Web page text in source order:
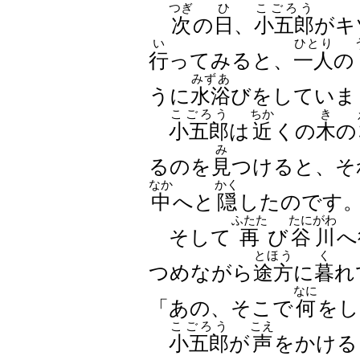
次
つぎ
の 日
ひ
、 小五郎
こごろう
が
行
い
ってみると、 一人
ひとり
の
うに水浴
みずあ
びをしてい
小五郎
こごろう
は 近
ちか
くの木
き
の
るのを 見
み
つけると、
中
なか
へと 隠
かく
したのです
そして 再
ふたた
び谷川
たにがわ
へ
つめながら途方
とほう
に暮
く
れ
「あの、そこで何
なに
を
小五郎
こごろう
が声
こえ
をかけ